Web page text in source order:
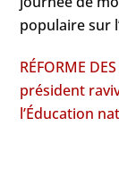
populaire sur
RÉFORME
président
l’Éducation